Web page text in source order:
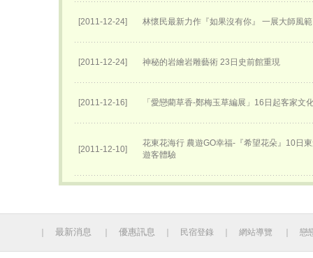
[2011-12-24] 林懷民最新力作『如果沒有你』 一展大師風
[2011-12-24] 神秘的岩繪岩雕藝術 23日史前館重現
[2011-12-16] 「愛戀藺草香-鄭梅玉草編展」16日起客家文
[2011-12-10]
花東花海行 農遊GO幸福-『希望花朵』10日
遊客體驗
最新消息 優惠訊息 民宿登錄 網站導覽 戀